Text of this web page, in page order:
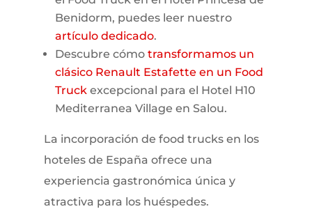
Benidorm, puedes leer nuestro
artículo dedicado.
Descubre cómo transformamos un
clásico Renault Estafette en un Food
Truckexcepcional para el Hotel H10
Mediterranea Village en Salou.
La incorporación de food trucks en los
hoteles de España ofrece una
experiencia gastronómica única y
atractiva para los huéspedes.